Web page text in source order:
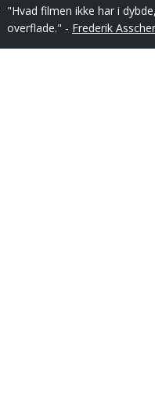
"Hvad filmen ikke har i
overflade." - Frederik